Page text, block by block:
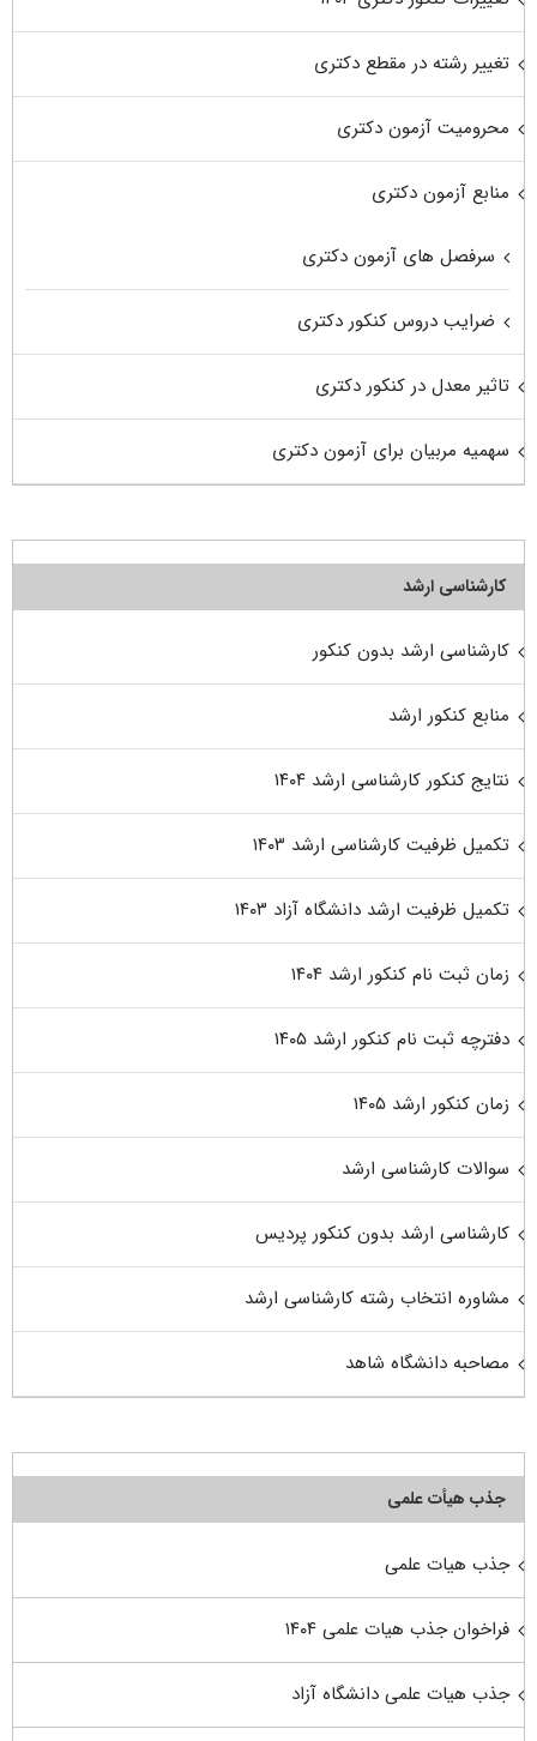
تغییر رشته در مقطع دکتری
محرومیت آزمون دکتری
منابع آزمون دکتری
سرفصل های آزمون دکتری
ضرایب دروس کنکور دکتری
تاثیر معدل در کنکور دکتری
سهمیه مربیان برای آزمون دکتری
کارشناسی ارشد
کارشناسی ارشد بدون کنکور
منابع کنکور ارشد
نتایج کنکور کارشناسی ارشد ۱۴۰۴
تکمیل ظرفیت کارشناسی ارشد ۱۴۰۳
تکمیل ظرفیت ارشد دانشگاه آزاد ۱۴۰۳
زمان ثبت نام کنکور ارشد ۱۴۰۴
دفترچه ثبت نام کنکور ارشد ۱۴۰۵
زمان کنکور ارشد ۱۴۰۵
سوالات کارشناسی ارشد
کارشناسی ارشد بدون کنکور پردیس
مشاوره انتخاب رشته کارشناسی ارشد
مصاحبه دانشگاه شاهد
جذب هیأت علمی
جذب هیات علمی
فراخوان جذب هیات علمی ۱۴۰۴
جذب هیات علمی دانشگاه آزاد